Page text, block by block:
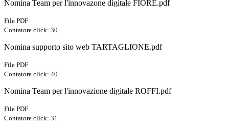
Nomina Team per l'innovazone digitale FIORE.pdf
File PDF
Contatore click: 30
Nomina supporto sito web TARTAGLIONE.pdf
File PDF
Contatore click: 40
Nomina Team per l'innovazione digitale ROFFI.pdf
File PDF
Contatore click: 31